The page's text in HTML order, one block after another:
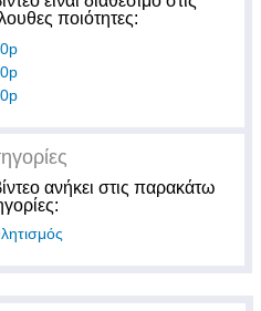
ποιότητες:
ανήκει στις παρακάτω